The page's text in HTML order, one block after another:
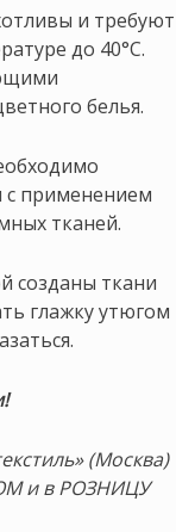
и требуют
до 40°С.
белья.
с применением
тканей.
созданы ткани
глажку утюгом
(Москва)
и в РОЗНИЦУ